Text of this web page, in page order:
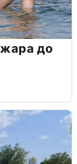
жара до